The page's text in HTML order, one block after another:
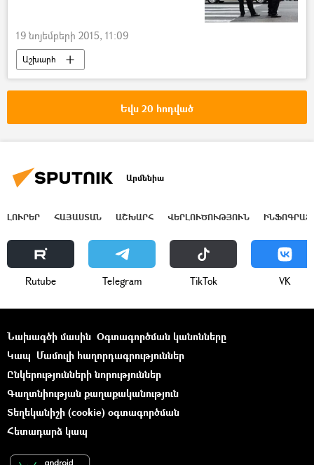
19 նոյեմբերի 2015, 11:09
Աշխարհ
Եվս 20 հոդված
Արմենիա
ԼՈՒՐԵՐ ՀԱՅԱՍՏԱՆ ԱՇԽԱՐՀ ՎԵՐԼՈՒԾՈՒԹՅՈՒՆ
Rutube Telegram ТikТоk VK
Նախագծի մասին Օգտագործման կանոնները
Կապ Մամուլի հաղորդագրություններ
Ընկերությունների նորություններ
Գաղտնիության քաղաքականություն
Տեղեկանիշի (cookie) օգտագործման
Հետադարձ կապ